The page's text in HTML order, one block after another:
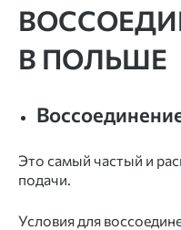
В ПОЛЬШЕ
Это самый частый и
подачи.
Условия для